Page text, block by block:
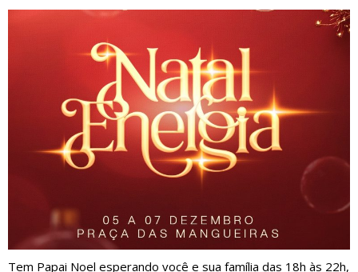
Tem Papai Noel esperando você e sua família das 18h às 22h,